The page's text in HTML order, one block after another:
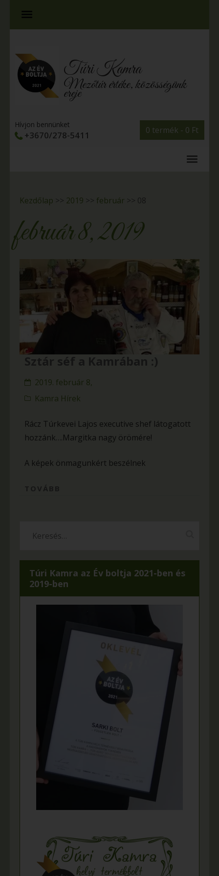
Túri Kamra
Mezőtúr értéke, közösségünk
ereje
0 termék - 0 Ft
Hívjon bennünket
+3670/278-5411
Kezdőlap >> 2019 >> február >> 08
február 8, 2019
2019. február 8,
Kamra Hírek
Rácz Túrkevei Lajos executive shef látogatott
hozzánk….Margitka nagy örömére!
A képek önmagunkért beszélnek
Túri Kamra az Év boltja 2021-ben és
2019-ben